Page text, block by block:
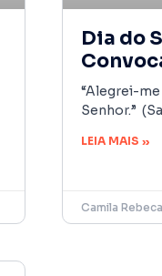
Dia do
“Alegrei-me
Senhor.”
LEIA MAIS »
Camila